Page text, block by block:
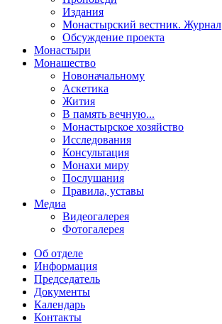
Издания
Монастырский вестник. Журнал
Обсуждение проекта
Монастыри
Монашество
Новоначальному
Аскетика
Жития
В память вечную...
Монастырское хозяйство
Исследования
Консультация
Монахи миру
Послушания
Правила, уставы
Медиа
Видеогалерея
Фотогалерея
Об отделе
Информация
Председатель
Документы
Календарь
Контакты